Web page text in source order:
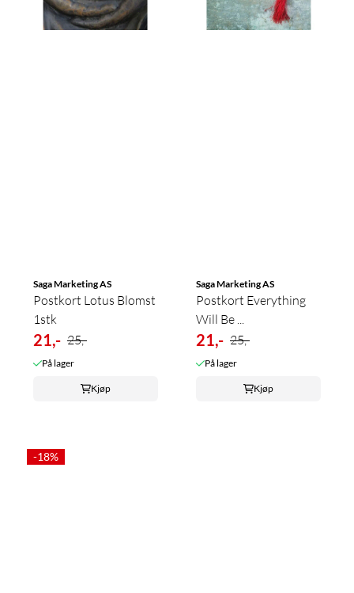
Saga Marketing AS
Postkort Lotus Blomst
1stk
21,- 25,-
På lager
Kjøp
Saga Marketing AS
Postkort Everything
Will Be ...
21,- 25,-
På lager
Kjøp
-18%